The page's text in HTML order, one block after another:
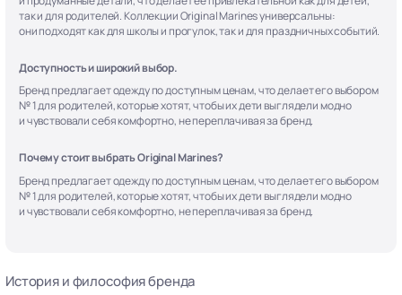
так и для родителей. Коллекции Original Marines универсальны:
они подходят как для школы и прогулок, так и для праздничных событий.
Доступность и широкий выбор.
Бренд предлагает одежду по доступным ценам, что делает его выбором
№ 1 для родителей, которые хотят, чтобы их дети выглядели модно
и чувствовали себя комфортно, не переплачивая за бренд.
Почему стоит выбрать Original Marines?
Бренд предлагает одежду по доступным ценам, что делает его выбором
№ 1 для родителей, которые хотят, чтобы их дети выглядели модно
и чувствовали себя комфортно, не переплачивая за бренд.
История и философия бренда